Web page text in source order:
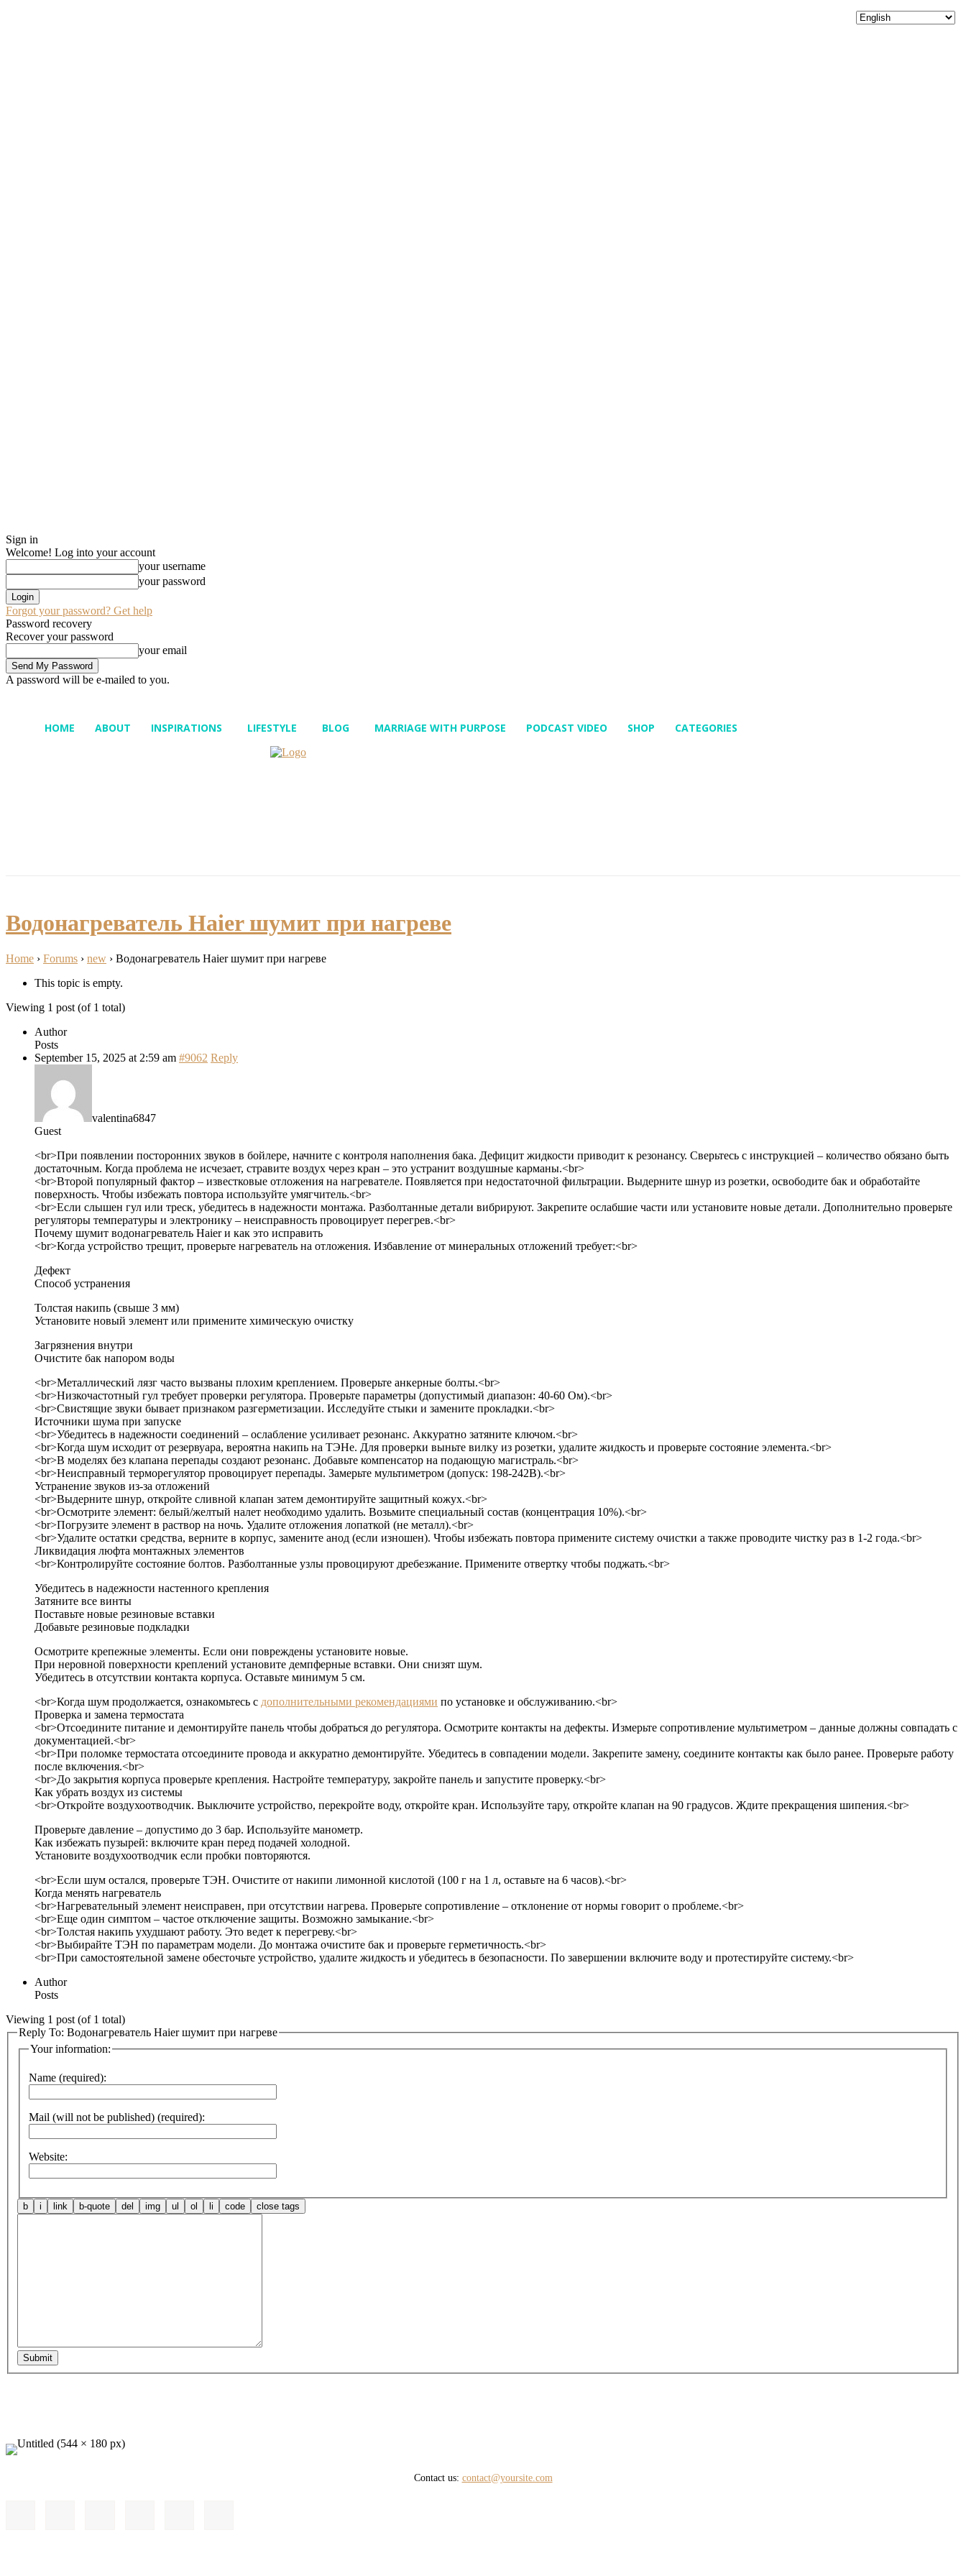
Sign in
Welcome! Log into your account
your username
your password
Forgot your password? Get help
Password recovery
Recover your password
your email
A password will be e-mailed to you.
HOME ABOUT INSPIRATIONS LIFESTYLE BLOG MARRIAGE WITH PURPOSE PODCAST VIDEO SHOP CATEGORIES
Водонагреватель Haier шумит при нагреве
Home › Forums › new › Водонагреватель Haier шумит при нагреве
This topic is empty.
Viewing 1 post (of 1 total)
Author
Posts
September 15, 2025 at 2:59 am #9062 Reply
valentina6847
Guest
<br>При появлении посторонних звуков в бойлере, начните с контроля наполнения бака. Дефицит жидкости приводит к резонансу. Сверьтесь с инструкцией – количество обязано быть
достаточным. Когда проблема не исчезает, стравите воздух через кран – это устранит воздушные карманы.<br>
<br>Второй популярный фактор – известковые отложения на нагревателе. Появляется при недостаточной фильтрации. Выдерните шнур из розетки, освободите бак и обработайте
поверхность. Чтобы избежать повтора используйте умягчитель.<br>
<br>Если слышен гул или треск, убедитесь в надежности монтажа. Разболтанные детали вибрируют. Закрепите ослабшие части или установите новые детали. Дополнительно проверьте
регуляторы температуры и электронику – неисправность провоцирует перегрев.<br>
Почему шумит водонагреватель Haier и как это исправить
<br>Когда устройство трещит, проверьте нагреватель на отложения. Избавление от минеральных отложений требует:<br>
Дефект
Способ устранения
Толстая накипь (свыше 3 мм)
Установите новый элемент или примените химическую очистку
Загрязнения внутри
Очистите бак напором воды
<br>Металлический лязг часто вызваны плохим креплением. Проверьте анкерные болты.<br>
<br>Низкочастотный гул требует проверки регулятора. Проверьте параметры (допустимый диапазон: 40-60 Ом).<br>
<br>Свистящие звуки бывает признаком разгерметизации. Исследуйте стыки и замените прокладки.<br>
Источники шума при запуске
<br>Убедитесь в надежности соединений – ослабление усиливает резонанс. Аккуратно затяните ключом.<br>
<br>Когда шум исходит от резервуара, вероятна накипь на ТЭНе. Для проверки выньте вилку из розетки, удалите жидкость и проверьте состояние элемента.<br>
<br>В моделях без клапана перепады создают резонанс. Добавьте компенсатор на подающую магистраль.<br>
<br>Неисправный терморегулятор провоцирует перепады. Замерьте мультиметром (допуск: 198-242В).<br>
Устранение звуков из-за отложений
<br>Выдерните шнур, откройте сливной клапан затем демонтируйте защитный кожух.<br>
<br>Осмотрите элемент: белый/желтый налет необходимо удалить. Возьмите специальный состав (концентрация 10%).<br>
<br>Погрузите элемент в раствор на ночь. Удалите отложения лопаткой (не металл).<br>
<br>Удалите остатки средства, верните в корпус, замените анод (если изношен). Чтобы избежать повтора примените систему очистки а также проводите чистку раз в 1-2 года.<br>
Ликвидация люфта монтажных элементов
<br>Контролируйте состояние болтов. Разболтанные узлы провоцируют дребезжание. Примените отвертку чтобы поджать.<br>
Убедитесь в надежности настенного крепления
Затяните все винты
Поставьте новые резиновые вставки
Добавьте резиновые подкладки
Осмотрите крепежные элементы. Если они повреждены установите новые.
При неровной поверхности креплений установите демпферные вставки. Они снизят шум.
Убедитесь в отсутствии контакта корпуса. Оставьте минимум 5 см.
<br>Когда шум продолжается, ознакомьтесь с дополнительными рекомендациями по установке и обслуживанию.<br>
Проверка и замена термостата
<br>Отсоедините питание и демонтируйте панель чтобы добраться до регулятора. Осмотрите контакты на дефекты. Измерьте сопротивление мультиметром – данные должны совпадать с
документацией.<br>
<br>При поломке термостата отсоедините провода и аккуратно демонтируйте. Убедитесь в совпадении модели. Закрепите замену, соедините контакты как было ранее. Проверьте работу
после включения.<br>
<br>До закрытия корпуса проверьте крепления. Настройте температуру, закройте панель и запустите проверку.<br>
Как убрать воздух из системы
<br>Откройте воздухоотводчик. Выключите устройство, перекройте воду, откройте кран. Используйте тару, откройте клапан на 90 градусов. Ждите прекращения шипения.<br>
Проверьте давление – допустимо до 3 бар. Используйте манометр.
Как избежать пузырей: включите кран перед подачей холодной.
Установите воздухоотводчик если пробки повторяются.
<br>Если шум остался, проверьте ТЭН. Очистите от накипи лимонной кислотой (100 г на 1 л, оставьте на 6 часов).<br>
Когда менять нагреватель
<br>Нагревательный элемент неисправен, при отсутствии нагрева. Проверьте сопротивление – отклонение от нормы говорит о проблеме.<br>
<br>Еще один симптом – частое отключение защиты. Возможно замыкание.<br>
<br>Толстая накипь ухудшают работу. Это ведет к перегреву.<br>
<br>Выбирайте ТЭН по параметрам модели. До монтажа очистите бак и проверьте герметичность.<br>
<br>При самостоятельной замене обесточьте устройство, удалите жидкость и убедитесь в безопасности. По завершении включите воду и протестируйте систему.<br>
Author
Posts
Viewing 1 post (of 1 total)
Reply To: Водонагреватель Haier шумит при нагреве
Your information:
Name (required):
Mail (will not be published) (required):
Website:
Submit
Contact us: contact@yoursite.com